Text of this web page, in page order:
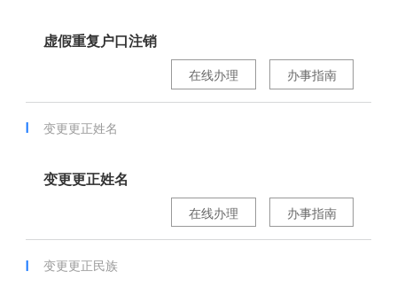
虚假重复户口注销
办事指南
在线办理
变更更正姓名
变更更正姓名
办事指南
在线办理
变更更正民族